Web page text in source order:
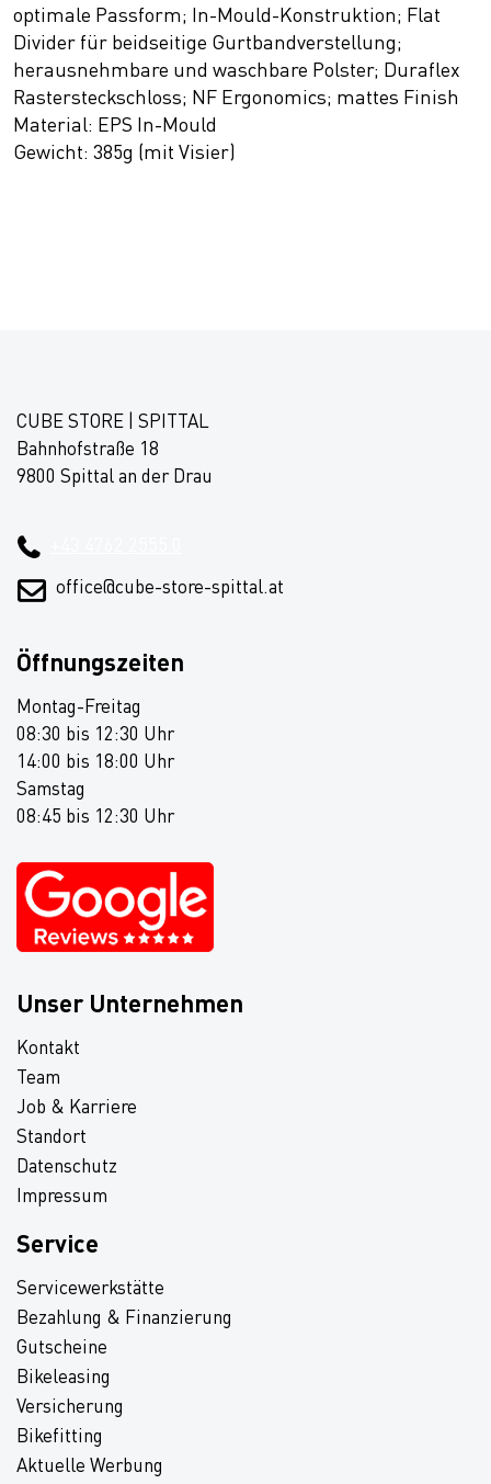
optimale Passform; In-Mould-Konstruktion; Flat
Divider für beidseitige Gurtbandverstellung;
herausnehmbare und waschbare Polster; Duraflex
Rastersteckschloss; NF Ergonomics; mattes Finish
Material: EPS In-Mould
Gewicht: 385g (mit Visier)
CUBE STORE | SPITTAL
Bahnhofstraße 18
9800 Spittal an der Drau
office@cube-store-spittal.at
Öffnungszeiten
Montag-Freitag
08:30 bis 12:30 Uhr
14:00 bis 18:00 Uhr
Samstag
08:45 bis 12:30 Uhr
Unser Unternehmen
Kontakt
Team
Job & Karriere
Standort
Datenschutz
Impressum
Service
Servicewerkstätte
Bezahlung & Finanzierung
Gutscheine
Bikeleasing
Versicherung
Bikefitting
Aktuelle Werbung